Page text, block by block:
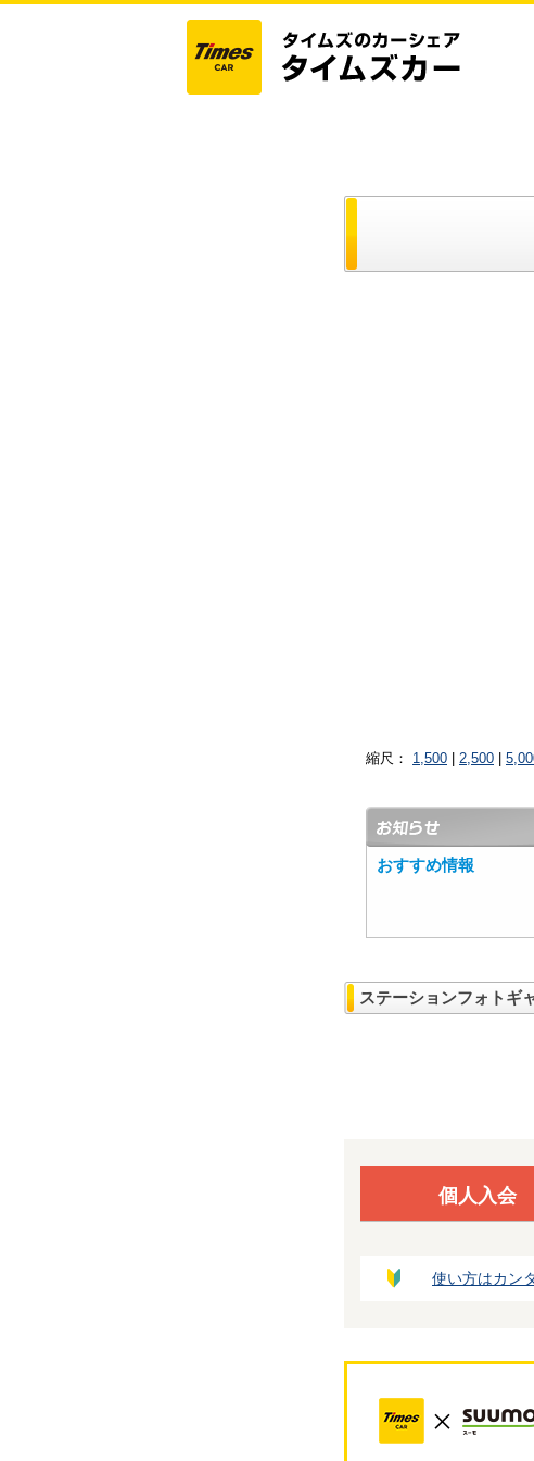
縮尺： 1,500 2,500
おすすめ情報
ステーションフォトギ
個人入会
使い方はカン